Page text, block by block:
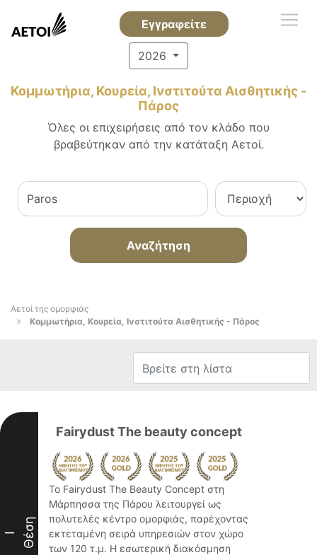
Εγγραφείτε
2026
Κομμωτήρια, Κουρεία, Ινστιτούτα Αισθητικής -
Πάρος
Όλες οι επιχειρήσεις από τον κλάδο που
βραβεύτηκαν από την κατάταξη Αετοί.
Αναζήτηση
Αετοί της ομορφιάς
Κομμωτήρια, Κουρεία, Ινστιτούτα Αισθητικής - Πάρος
I Θέση
Fairydust The beauty concept
Το Fairydust The Beauty Concept στη
Μάρπησσα της Πάρου λειτουργεί ως
πολυτελές κέντρο ομορφιάς, παρέχοντας
εκτεταμένη σειρά υπηρεσιών στον χώρο
των 120 τ.μ. Η εσωτερική διακόσμηση